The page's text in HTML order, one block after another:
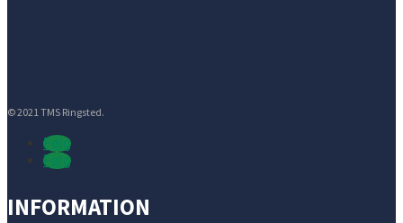
© 2021 TMS Ringsted.
Følg
Følg
INFORMATION